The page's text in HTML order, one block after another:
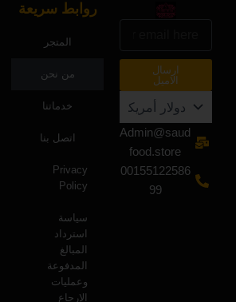
روابط سريعة
المتجر
من نحن
خدماتنا
اتصل بنا
Privacy
Policy
سياسة
استرداد
المبالغ
المدفوعة
وعمليات
الإرجاع
ارسال
الاميل
Admin@saud
food.store
00155122586
99